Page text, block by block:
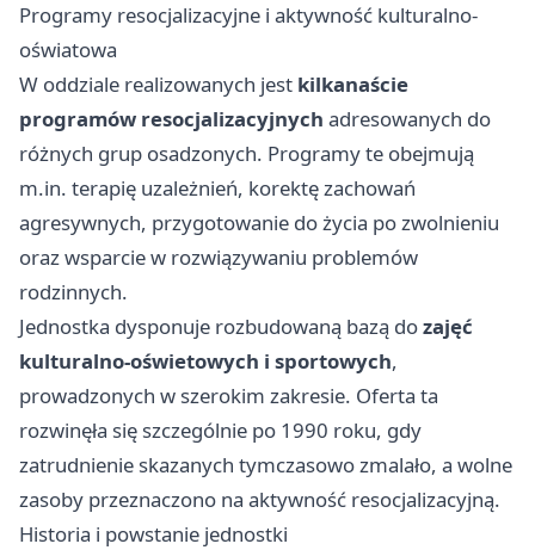
Programy resocjalizacyjne i aktywność kulturalno-
oświatowa
W oddziale realizowanych jest kilkanaście
programów resocjalizacyjnych adresowanych do
różnych grup osadzonych. Programy te obejmują
m.in. terapię uzależnień, korektę zachowań
agresywnych, przygotowanie do życia po zwolnieniu
oraz wsparcie w rozwiązywaniu problemów
rodzinnych.
Jednostka dysponuje rozbudowaną bazą dozajęć
kulturalno-oświetowych i sportowych,
prowadzonych w szerokim zakresie. Oferta ta
rozwinęła się szczególnie po 1990 roku, gdy
zatrudnienie skazanych tymczasowo zmalało, a wolne
zasoby przeznaczono na aktywność resocjalizacyjną.
Historia i powstanie jednostki